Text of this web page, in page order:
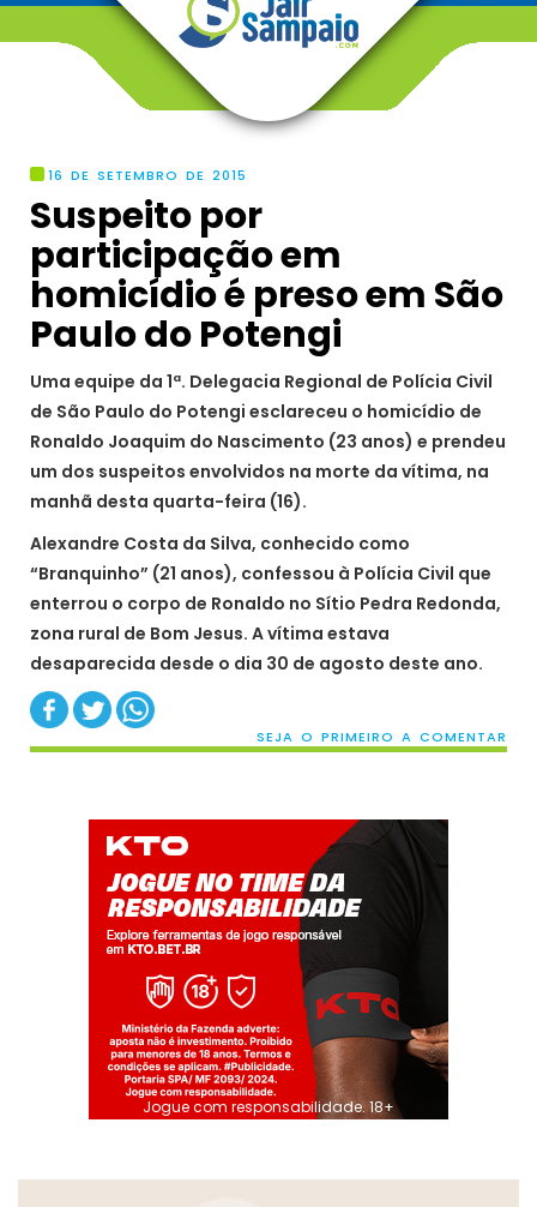
16 DE SETEMBRO DE 2015
Suspeito por
participação em
homicídio é preso em São
Uma equipe da 1ª. Delegacia Regional de Polícia Civil
de São Paulo do Potengi esclareceu o homicídio de
Ronaldo Joaquim do Nascimento (23 anos) e prendeu
um dos suspeitos envolvidos na morte da vítima, na
manhã desta quarta-feira (16).
Alexandre Costa da Silva, conhecido como
“Branquinho” (21 anos), confessou à Polícia Civil que
enterrou o corpo de Ronaldo no Sítio Pedra Redonda,
zona rural de Bom Jesus. A vítima estava
desaparecida desde o dia 30 de agosto deste ano.
SEJA O PRIMEIRO A COMENTAR
Jogue com responsabilidade. 18+